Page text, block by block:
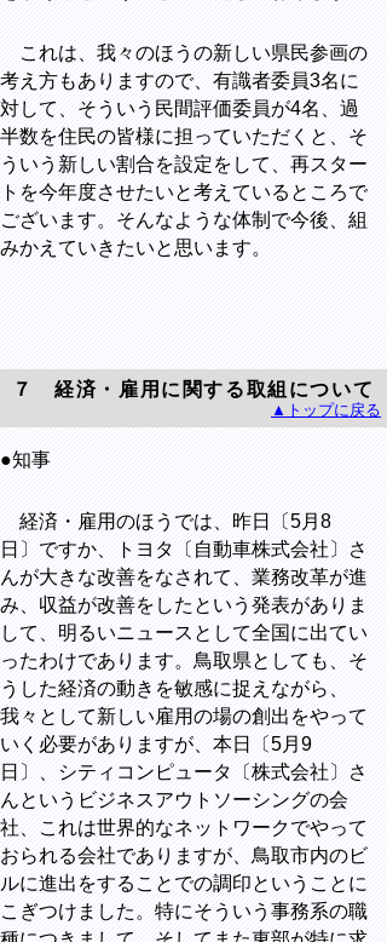
これは、我々のほうの新しい県民参画の
考え方もありますので、有識者委員3名に
対して、そういう民間評価委員が4名、過
半数を住民の皆様に担っていただくと、そ
ういう新しい割合を設定をして、再スター
トを今年度させたいと考えているところで
ございます。そんなような体制で今後、組
みかえていきたいと思います。
７ 経済・雇用に関する取組について
▲トップに戻る
●知事
経済・雇用のほうでは、昨日〔5月8
日〕ですか、トヨタ〔自動車株式会社〕さ
んが大きな改善をなされて、業務改革が進
み、収益が改善をしたという発表がありま
して、明るいニュースとして全国に出てい
ったわけであります。鳥取県としても、そ
うした経済の動きを敏感に捉えながら、
我々として新しい雇用の場の創出をやって
いく必要がありますが、本日〔5月9
日〕、シティコンピュータ〔株式会社〕さ
んというビジネスアウトソーシングの会
社、これは世界的なネットワークでやって
おられる会社でありますが、鳥取市内のビ
ルに進出をすることでの調印ということに
こぎつけました。特にそういう事務系の職
種につきまして、そしてまた東部が特に求